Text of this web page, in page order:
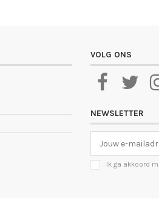
VOLG ONS
NEWSLETTER
Ik ga akkoord